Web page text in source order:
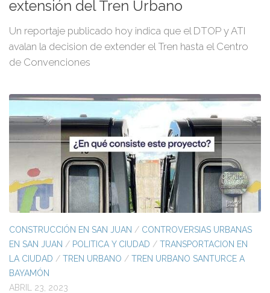
extensión del Tren Urbano
Un reportaje publicado hoy indica que el DTOP y ATI
avalan la decision de extender el Tren hasta el Centro
de Convenciones
CONSTRUCCIÓN EN SAN JUAN / CONTROVERSIAS URBANAS
EN SAN JUAN / POLITICA Y CIUDAD / TRANSPORTACION EN
LA CIUDAD / TREN URBANO / TREN URBANO SANTURCE A
BAYAMÓN
ABRIL 23, 2023